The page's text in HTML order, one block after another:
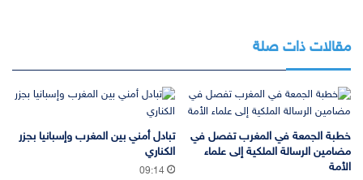
مقالات ذات صلة
خطبة الجمعة في المغرب تفصل في
مضامين الرسالة الملكية إلى علماء
الأمة
تبادل أمني بين المغرب وإسبانيا بجزر
الكناري
09:14